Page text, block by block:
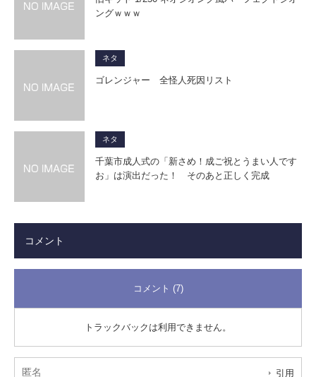
ングｗｗｗ
ネタ
ゴレンジャー 全怪人死因リスト
ネタ
千葉市成人式の「新さめ！成ご祝とうまい人です
お」は演出だった！ そのあと正しく完成
コメント
コメント (7)
トラックバックは利用できません。
匿名 引用